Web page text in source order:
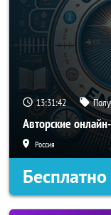
13:31:40
Авторские
Россия
Бесплатно